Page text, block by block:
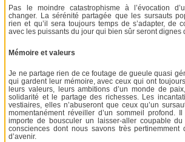
Pas le moindre catastrophisme à l’évocation
changer. La sérénité partagée que les sursauts
rien et qu’il sera toujours temps de s’adapter, de
avec les puissants du jour qui bien sûr seront dignes
Mémoire et valeurs
Je ne partage rien de ce foutage de gueule quasi
qui gardent leur mémoire, avec ceux qui ont
leurs valeurs, leurs ambitions d’un monde de
solidarité et le partage des richesses. Les
vestiaires, elles n’abuseront que ceux qu’un
momentanément réveiller d’un sommeil profond.
importe de bousculer un laisser-aller coupable
consciences dont nous savons très pertinemment
d’avenir.